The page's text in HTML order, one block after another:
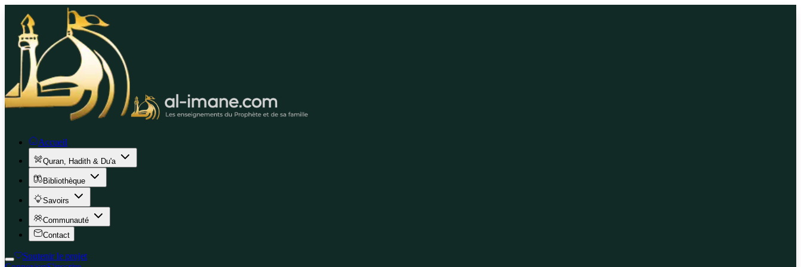
Accueil
Quran, Hadith & Du'a
Bibliothèque
Savoirs
Communauté
Contact
Soutenir le projet